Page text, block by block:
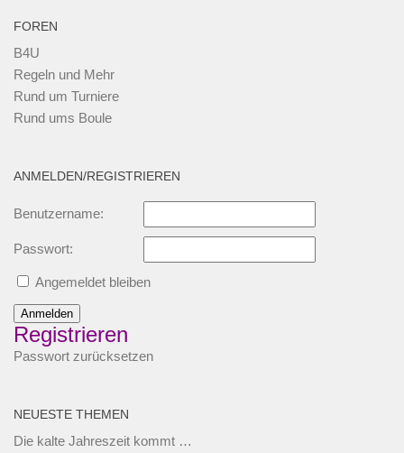
FOREN
B4U
Regeln und Mehr
Rund um Turniere
Rund ums Boule
ANMELDEN/REGISTRIEREN
Benutzername:
Passwort:
Angemeldet bleiben
Anmelden
Registrieren
Passwort zurücksetzen
NEUESTE THEMEN
Die kalte Jahreszeit kommt …